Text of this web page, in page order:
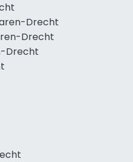
Drecht
Drecht
Drecht